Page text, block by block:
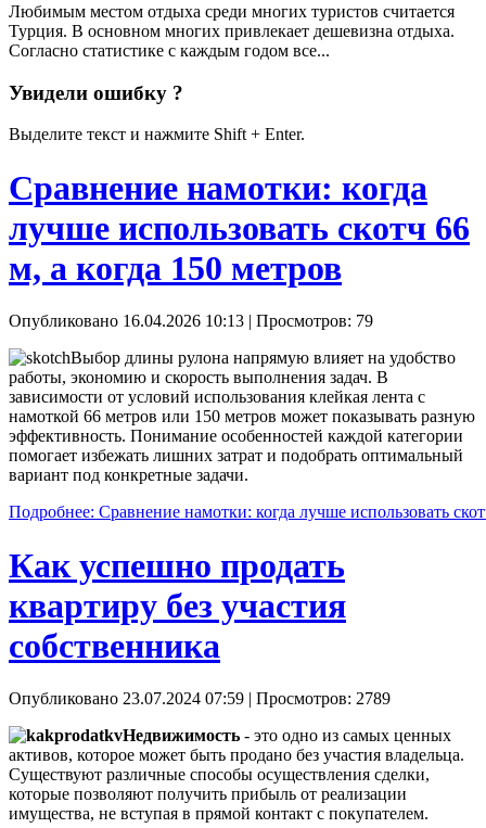
Любимым местом отдыха среди многих туристов считается
Турция. В основном многих привлекает дешевизна отдыха.
Согласно статистике с каждым годом все...
Увидели ошибку ?
Выделите текст и нажмите Shift + Enter.
Сравнение намотки: когда
лучше использовать скотч 66
м, а когда 150 метров
Опубликовано 16.04.2026 10:13 | Просмотров: 79
Выбор длины рулона напрямую влияет на удобство
работы, экономию и скорость выполнения задач. В
зависимости от условий использования клейкая лента с
намоткой 66 метров или 150 метров может показывать разную
эффективность. Понимание особенностей каждой категории
помогает избежать лишних затрат и подобрать оптимальный
вариант под конкретные задачи.
Подробнее: Сравнение намотки: когда лучше использовать
Как успешно продать
квартиру без участия
собственника
Опубликовано 23.07.2024 07:59 | Просмотров: 2789
Недвижимость - это одно из самых ценных
активов, которое может быть продано без участия владельца.
Существуют различные способы осуществления сделки,
которые позволяют получить прибыль от реализации
имущества, не вступая в прямой контакт с покупателем.